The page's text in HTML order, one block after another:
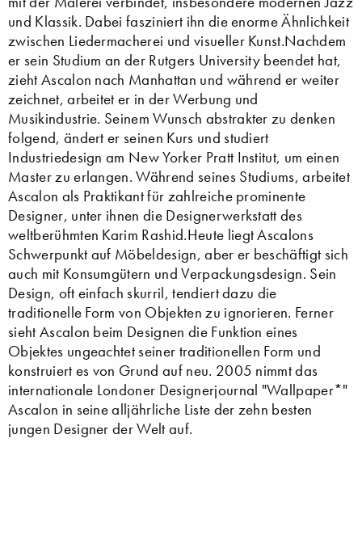
und Klassik. Dabei fasziniert ihn die enorme Ähnlichkeit
zwischen Liedermacherei und visueller Kunst.Nachdem
er sein Studium an der Rutgers University beendet hat,
zieht Ascalon nach Manhattan und während er weiter
zeichnet, arbeitet er in der Werbung und
Musikindustrie. Seinem Wunsch abstrakter zu denken
folgend, ändert er seinen Kurs und studiert
Industriedesign am New Yorker Pratt Institut, um einen
Master zu erlangen. Während seines Studiums, arbeitet
Ascalon als Praktikant für zahlreiche prominente
Designer, unter ihnen die Designerwerkstatt des
weltberühmten Karim Rashid.Heute liegt Ascalons
Schwerpunkt auf Möbeldesign, aber er beschäftigt sich
auch mit Konsumgütern und Verpackungsdesign. Sein
Design, oft einfach skurril, tendiert dazu die
traditionelle Form von Objekten zu ignorieren. Ferner
sieht Ascalon beim Designen die Funktion eines
Objektes ungeachtet seiner traditionellen Form und
konstruiert es von Grund auf neu. 2005 nimmt das
internationale Londoner Designerjournal "Wallpaper*"
Ascalon in seine alljährliche Liste der zehn besten
jungen Designer der Welt auf.